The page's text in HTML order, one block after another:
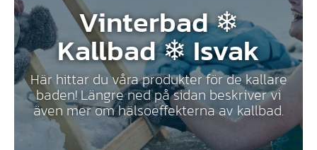
Vinterbad ❄︎
Kallbad ❄︎ Isvak
Här hittar du våra produkter för de kallare
baden! Längre ned på sidan beskriver vi
även mer om hälsoeffekterna av kallbad.